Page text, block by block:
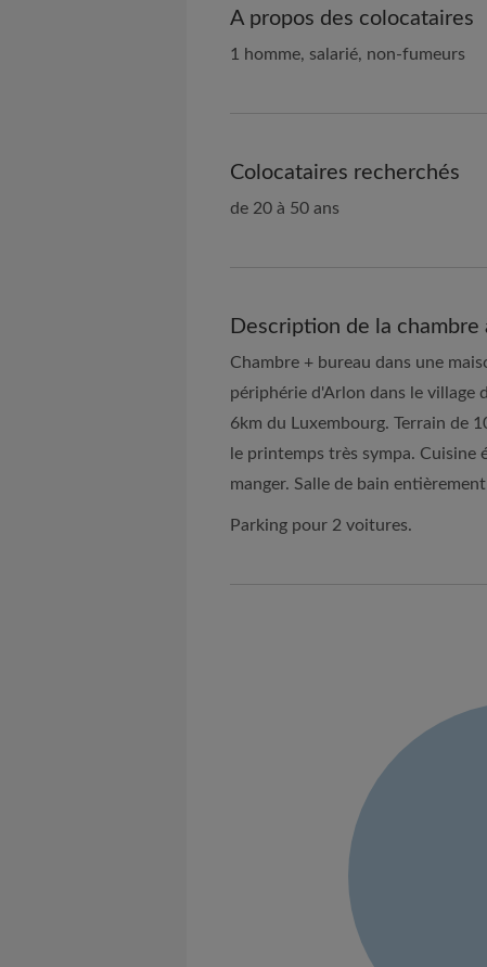
A propos des colocataires
1 homme, salarié, non-fumeurs
Colocataires recherchés
de 20 à 50 ans
Description de la chambre
Chambre + bureau dans une
périphérie d'Arlon dans le village
6km du Luxembourg. Terrain de
le printemps très sympa. Cuisine
manger. Salle de bain
Parking pour 2 voitures.